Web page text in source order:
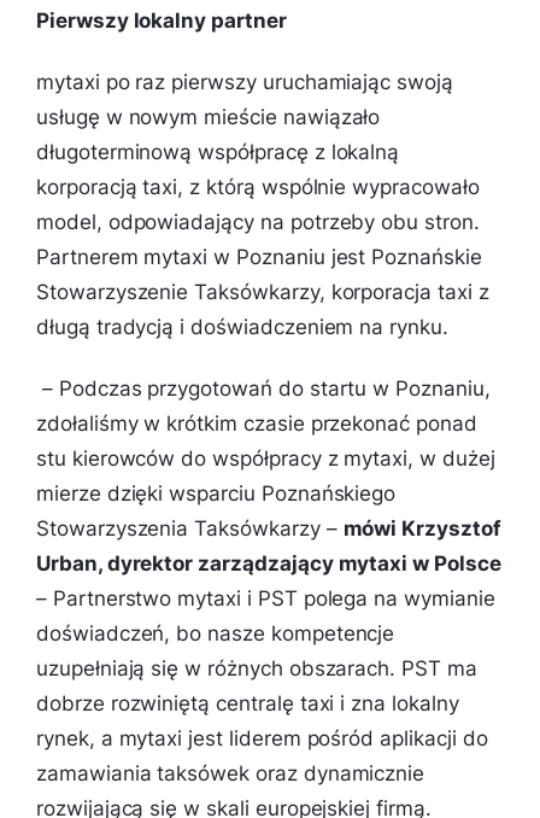
Pierwszy lokalny partner
mytaxi po raz pierwszy uruchamiając swoją
usługę w nowym mieście nawiązało
długoterminową współpracę z lokalną
korporacją taxi, z którą wspólnie wypracowało
model, odpowiadający na potrzeby obu stron.
Partnerem mytaxi w Poznaniu jest Poznańskie
Stowarzyszenie Taksówkarzy, korporacja taxi z
długą tradycją i doświadczeniem na rynku.
– Podczas przygotowań do startu w Poznaniu,
zdołaliśmy w krótkim czasie przekonać ponad
stu kierowców do współpracy z mytaxi, w dużej
mierze dzięki wsparciu Poznańskiego
Stowarzyszenia Taksówkarzy – mówi Krzysztof
Urban, dyrektor zarządzający mytaxi w Polsce
– Partnerstwo mytaxi i PST polega na wymianie
doświadczeń, bo nasze kompetencje
uzupełniają się w różnych obszarach. PST ma
dobrze rozwiniętą centralę taxi i zna lokalny
rynek, a mytaxi jest liderem pośród aplikacji do
zamawiania taksówek oraz dynamicznie
rozwijającą się w skali europejskiej firmą.